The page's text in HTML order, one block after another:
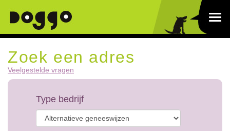
Zoek een adres
Veelgestelde vragen
Type bedrijf